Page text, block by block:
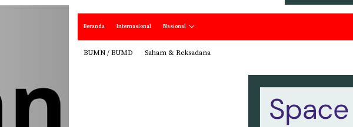
Beranda Internasional Nasional
BUMN / BUMD Saham & Reksadana